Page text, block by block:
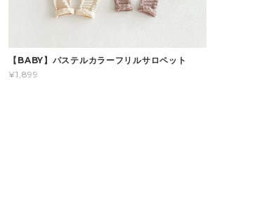
【BABY】パステルカラーフリルサロペット
¥1,899